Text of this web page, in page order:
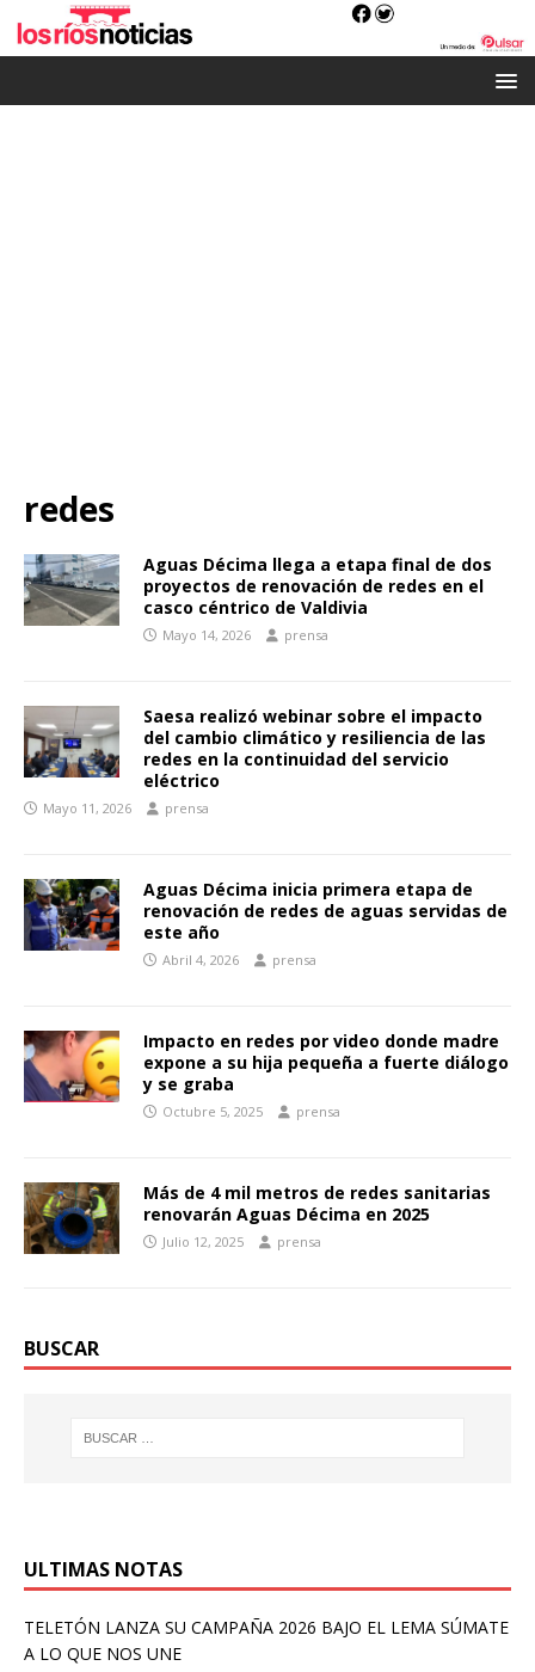
redes
Aguas Décima llega a etapa final de dos
proyectos de renovación de redes en el
casco céntrico de Valdivia
Mayo 14, 2026 prensa
Saesa realizó webinar sobre el impacto
del cambio climático y resiliencia de las
redes en la continuidad del servicio
eléctrico
Mayo 11, 2026 prensa
Aguas Décima inicia primera etapa de
renovación de redes de aguas servidas de
este año
Abril 4, 2026 prensa
Impacto en redes por video donde madre
expone a su hija pequeña a fuerte diálogo
y se graba
Octubre 5, 2025 prensa
Más de 4 mil metros de redes sanitarias
renovarán Aguas Décima en 2025
Julio 12, 2025 prensa
BUSCAR
ULTIMAS NOTAS
TELETÓN LANZA SU CAMPAÑA 2026 BAJO EL LEMA SÚMATE
A LO QUE NOS UNE